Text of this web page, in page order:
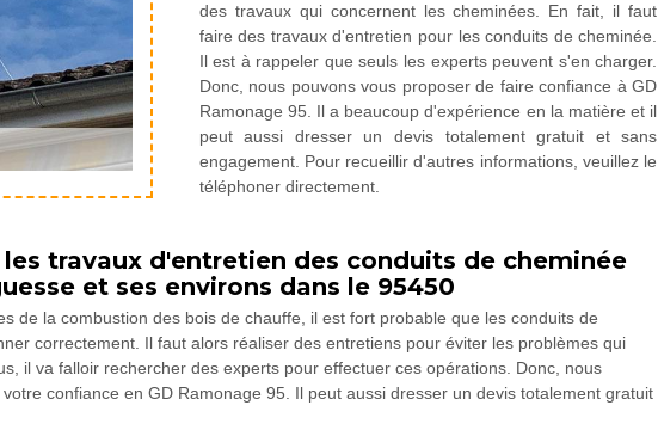
des travaux qui concernent les cheminées. En fait, il faut
faire des travaux d'entretien pour les conduits de cheminée.
Il est à rappeler que seuls les experts peuvent s'en charger.
Donc, nous pouvons vous proposer de faire confiance à GD
Ramonage 95. Il a beaucoup d'expérience en la matière et il
peut aussi dresser un devis totalement gratuit et sans
engagement. Pour recueillir d'autres informations, veuillez le
téléphoner directement.
les travaux d'entretien des conduits de cheminée
et ses environs dans le 95450
de la combustion des bois de chauffe, il est fort probable que les conduits de
correctement. Il faut alors réaliser des entretiens pour éviter les problèmes qui
il va falloir rechercher des experts pour effectuer ces opérations. Donc, nous
confiance en GD Ramonage 95. Il peut aussi dresser un devis totalement gratuit